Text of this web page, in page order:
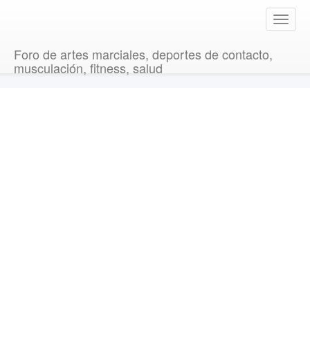
T
o
Foro de artes marciales, deportes de contacto,
musculación, fitness, salud